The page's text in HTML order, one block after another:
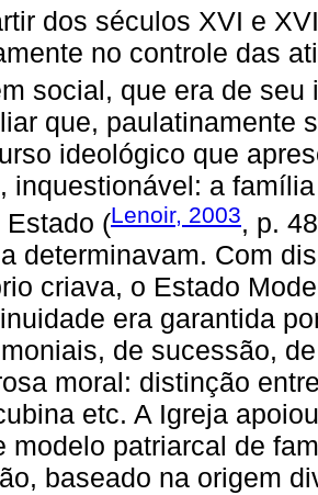
dos séculos XVI e
no controle das
social, que era de seu
que, paulatinamente
ideológico que
inquestionável: a
Estado (Lenoir, 2003, p.
determinavam. Com
criava, o Estado
era garantida
de sucessão,
moral: distinção
etc. A Igreja
modelo patriarcal de
baseado na origem